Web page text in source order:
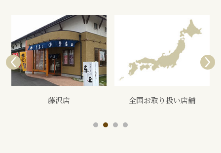
全国お取り扱い店舗 展示会